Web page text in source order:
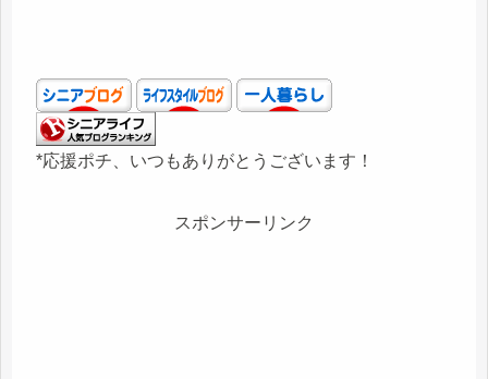
*応援ポチ、いつもありがとうございます！
スポンサーリンク